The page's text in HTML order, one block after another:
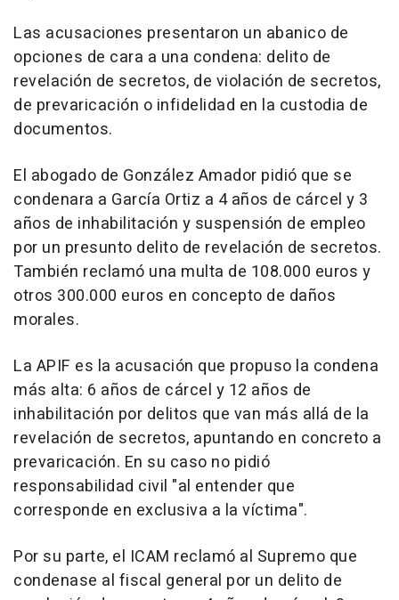
Las acusaciones presentaron un abanico de
opciones de cara a una condena: delito de
revelación de secretos, de violación de secretos,
de prevaricación o infidelidad en la custodia de
documentos.
El abogado de González Amador pidió que se
condenara a García Ortiz a 4 años de cárcel y 3
años de inhabilitación y suspensión de empleo
por un presunto delito de revelación de secretos.
También reclamó una multa de 108.000 euros y
otros 300.000 euros en concepto de daños
morales.
La APIF es la acusación que propuso la condena
más alta: 6 años de cárcel y 12 años de
inhabilitación por delitos que van más allá de la
revelación de secretos, apuntando en concreto a
prevaricación. En su caso no pidió
responsabilidad civil "al entender que
corresponde en exclusiva a la víctima".
Por su parte, el ICAM reclamó al Supremo que
condenase al fiscal general por un delito de